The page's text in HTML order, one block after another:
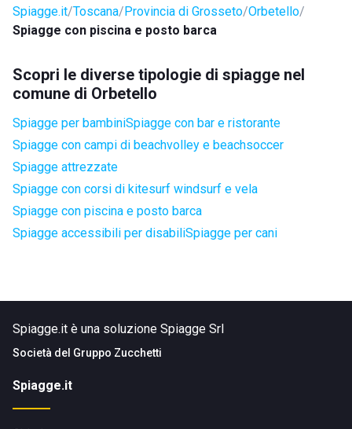
Spiagge.it Toscana Provincia di Grosseto Orbetello
Spiagge con piscina e posto barca
Scopri le diverse tipologie di spiagge nel
comune di Orbetello
Spiagge per bambiniSpiagge con bar e ristorante
Spiagge con campi di beachvolley e beachsoccer
Spiagge attrezzate
Spiagge con corsi di kitesurf windsurf e vela
Spiagge con piscina e posto barca
Spiagge accessibili per disabiliSpiagge per cani
Spiagge.it è una soluzione Spiagge Srl
Società del Gruppo Zucchetti
Spiagge.it